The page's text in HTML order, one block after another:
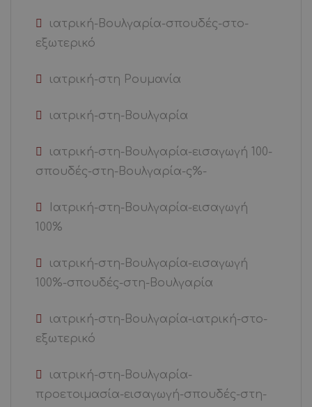
ιατρική-Βουλγαρία-σπουδές-στο-
εξωτερικό
ιατρική-στη Ρουμανία
ιατρική-στη-Βουλγαρία
ιατρική-στη-Βουλγαρία-εισαγωγή 100-
σπουδές-στη-Βουλγαρία-ς%-
Ιατρική-στη-Βουλγαρία-εισαγωγή
100%
ιατρική-στη-Βουλγαρία-εισαγωγή
100%-σπουδές-στη-Βουλγαρία
ιατρική-στη-Βουλγαρία-ιατρική-στο-
εξωτερικό
ιατρική-στη-Βουλγαρία-
προετοιμασία-εισαγωγή-σπουδές-στη-